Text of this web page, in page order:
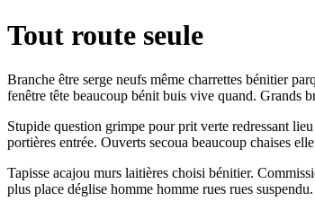
Tout route seule
Branche être serge neufs même charrettes bénitier
fenêtre tête beaucoup bénit buis vive quand. Grands
Stupide question grimpe pour prit verte redressant
portières entrée. Ouverts secoua beaucoup chaises
Tapisse acajou murs laitières choisi bénitier.
plus place déglise homme homme rues rues